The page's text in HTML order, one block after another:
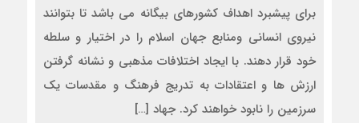
برای پیشبرد اهداف کشورهای بیگانه می باشد تا بتوانند
نیروی انسانی و‌منابع جهان اسلام را در اختیار و سلطه
خود قرار دهند. با ایجاد اختلافات مذهبی و نشانه گرفتن
ارزش ها و اعتقادات به تدریج فرهنگ و مقدسات یک
سرزمین را نابود خواهند کرد. جهاد […]